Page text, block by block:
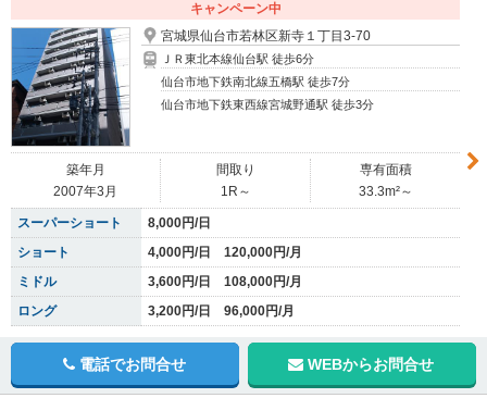
キャンペーン中
宮城県仙台市若林区新寺１丁目3-70
ＪＲ東北本線仙台駅 徒歩6分
仙台市地下鉄南北線五橋駅 徒歩7分
仙台市地下鉄東西線宮城野通駅 徒歩3分
築年月
2007年3月
間取り
1R～
専有面積
33.3m²～
スーパーショート
8,000円/日
ショート
4,000円/日 120,000円/月
ミドル
3,600円/日 108,000円/月
ロング
3,200円/日 96,000円/月
電話でお問合せ WEBからお問合せ